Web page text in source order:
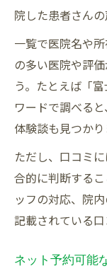
院した患者さんの
一覧で医院名や
の多い医院や評
う。たとえば「
ワードで調べる
体験談も見つかり
ただし、口コミ
合的に判断する
ッフの対応、院
記載されている
ネット予約可能